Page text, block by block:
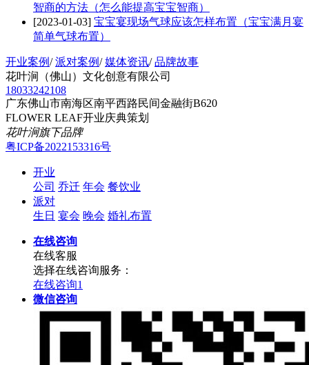
智商的方法（怎么能提高宝宝智商）
[2023-01-03] 宝宝宴现场气球应该怎样布置（宝宝满月宴
简单气球布置）
开业案例/ 派对案例/ 媒体资讯/ 品牌故事
花叶涧（佛山）文化创意有限公司
18033242108
广东佛山市南海区南平西路民间金融街B620
FLOWER LEAF开业庆典策划
花叶涧旗下品牌
粤ICP备2022153316号
开业
公司 乔迁 年会 餐饮业
派对
生日 宴会 晚会 婚礼布置
在线咨询
在线客服
选择在线咨询服务：
在线咨询1
微信咨询